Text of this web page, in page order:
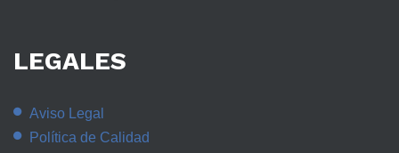
LEGALES
Aviso Legal
Política de Calidad